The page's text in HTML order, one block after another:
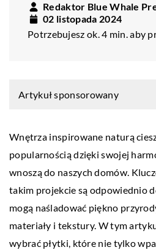
Redaktor Blue Whale
02 listopada 2024
Potrzebujesz ok. 4 min. aby
Artykuł sponsorowany
Wnętrza inspirowane naturą
popularnością dzięki swojej
wnoszą do naszych domów.
takim projekcie są odpowiednio
mogą naśladować piękno
materiały i tekstury. W tym
wybrać płytki, które nie tylko